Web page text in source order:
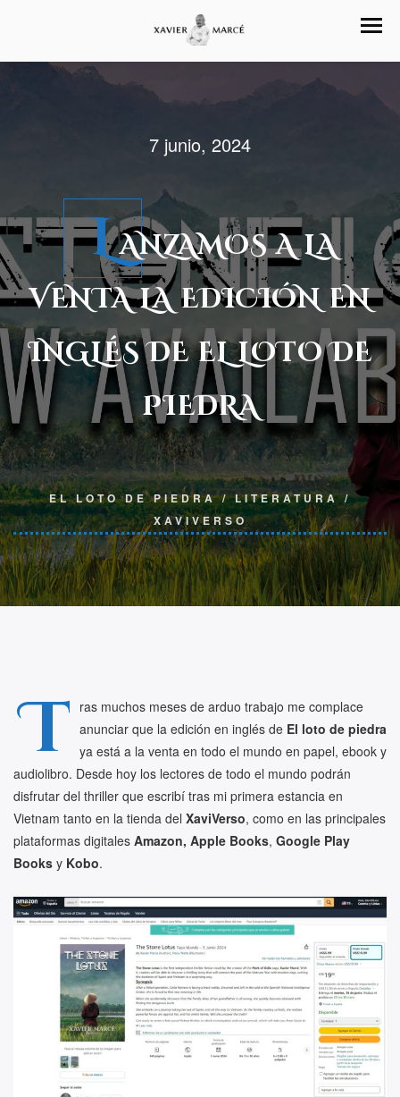
7 junio, 2024
LANZAMOS A LA
VENTA LA EDICIÓN EN
INGLÉS DE EL LOTO DE
PIEDRA
EL LOTO DE PIEDRA/LITERATURA/
XAVIVERSO
T ras muchos meses de arduo trabajo me complace
anunciar que la edición en inglés de El loto de piedra
ya está a la venta en todo el mundo en papel, ebook y
audiolibro. Desde hoy los lectores de todo el mundo podrán
disfrutar del thriller que escribí tras mi primera estancia en
Vietnam tanto en la tienda del XaviVerso, como en las principales
plataformas digitales Amazon, Apple Books, Google Play
Books y Kobo.